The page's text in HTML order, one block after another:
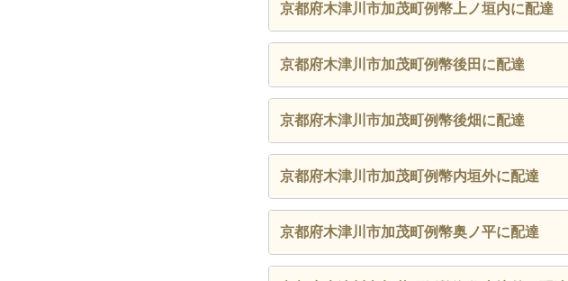
京都府木津川市加茂町例幣上ノ垣内に配達
京都府木津川市加茂町例幣後田に配達
京都府木津川市加茂町例幣後畑に配達
京都府木津川市加茂町例幣内垣外に配達
京都府木津川市加茂町例幣奥ノ平に配達